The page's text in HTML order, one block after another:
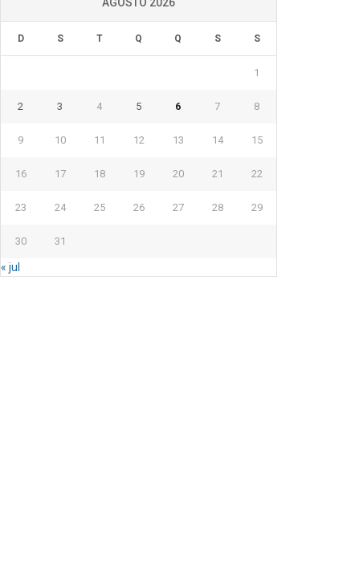
D S T Q Q S S
1
2 3 4 5 6 7 8
9 10 11 12 13 14 15
16 17 18 19 20 21 22
23 24 25 26 27 28 29
30 31
« jul